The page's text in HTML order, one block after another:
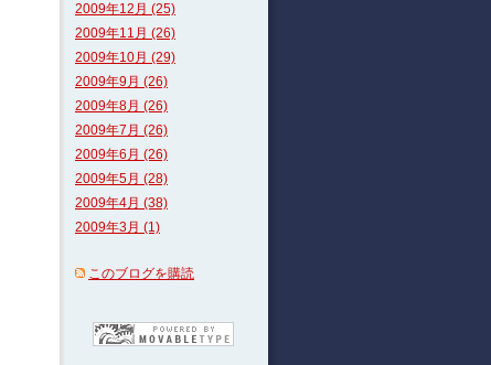
2009年12月 (25)
2009年11月 (26)
2009年10月 (29)
2009年9月 (26)
2009年8月 (26)
2009年7月 (26)
2009年6月 (26)
2009年5月 (28)
2009年4月 (38)
2009年3月 (1)
このブログを購読